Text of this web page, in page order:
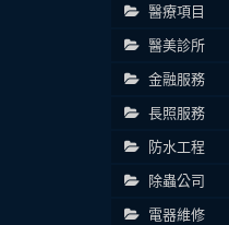
醫療項目
醫美診所
金融服務
長照服務
防水工程
除蟲公司
電器維修